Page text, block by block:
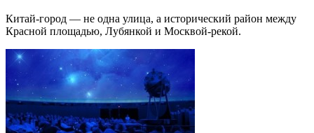
Китай-город — не одна улица, а исторический район между
Красной площадью, Лубянкой и Москвой-рекой.